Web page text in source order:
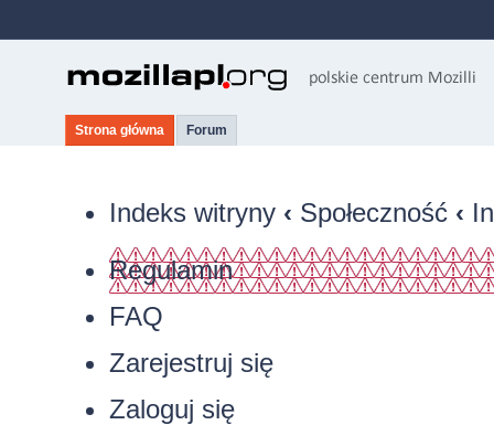
Strona główna Forum
Indeks witryny ‹ Społeczność ‹
Regulamin
FAQ
Zarejestruj się
Zaloguj się